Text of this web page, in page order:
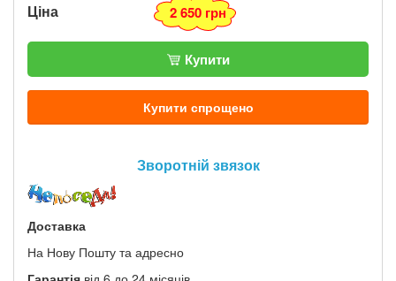
Ціна 2 650 грн
Купити
Купити спрощено
Зворотній звязок
Доставка
На Нову Пошту та адресно